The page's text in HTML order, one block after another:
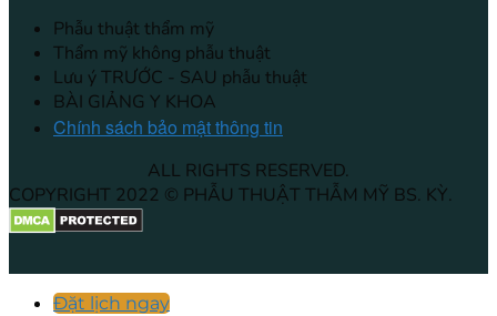
Phẫu thuật thẩm mỹ
Thẩm mỹ không phẫu thuật
Lưu ý TRƯỚC - SAU phẫu thuật
BÀI GIẢNG Y KHOA
Chính sách bảo mật thông tin
ALL RIGHTS RESERVED.
COPYRIGHT 2022 © PHẪU THUẬT THẪM MỸ BS. KỲ.
Đặt lịch ngay